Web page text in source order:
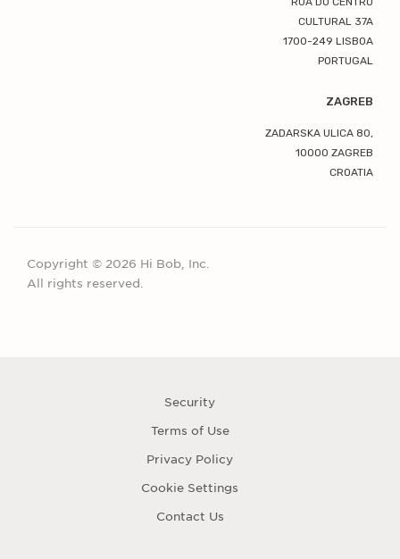
CULTURAL 37A
1700-249 LISBOA
PORTUGAL
ZAGREB
ZADARSKA ULICA 80,
10000 ZAGREB
CROATIA
Copyright © 2026 Hi Bob, Inc.
All rights reserved.
Security
Terms of Use
Privacy Policy
Cookie Settings
Contact Us